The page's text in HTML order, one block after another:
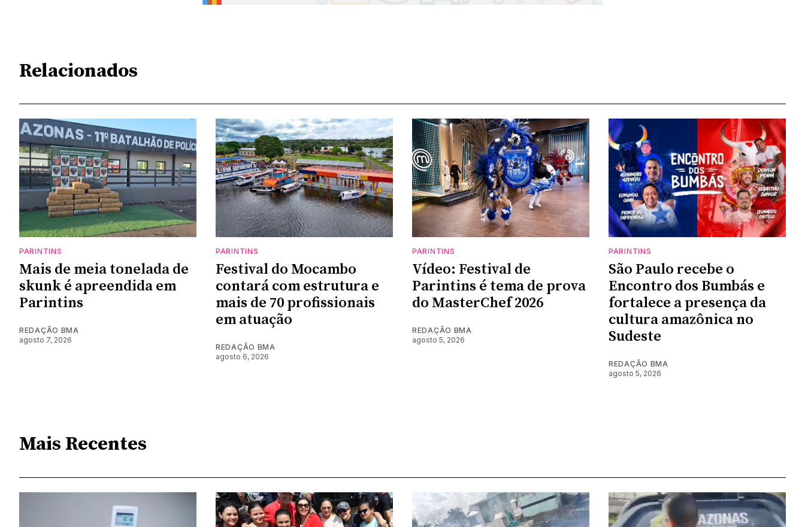
Relacionados
PARINTINS
Mais de meia tonelada de
skunk é apreendida em
Parintins
REDAÇÃO BMA
agosto 7, 2026
PARINTINS
Festival do Mocambo
contará com estrutura e
mais de 70 profissionais
em atuação
REDAÇÃO BMA
agosto 6, 2026
PARINTINS
Vídeo: Festival de
Parintins é tema de prova
do MasterChef 2026
REDAÇÃO BMA
agosto 5, 2026
PARINTINS
São Paulo recebe o
Encontro dos Bumbás e
fortalece a presença da
cultura amazônica no
Sudeste
REDAÇÃO BMA
agosto 5, 2026
Mais Recentes